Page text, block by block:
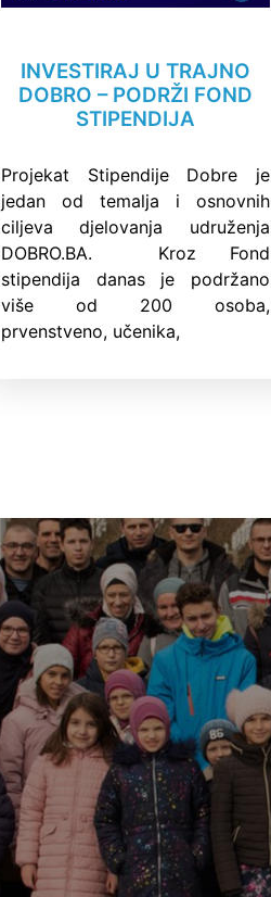
INVESTIRAJ U TRAJNO
DOBRO – PODRŽI FOND
STIPENDIJA
Projekat Stipendije Dobre je
jedan od temalja i osnovnih
ciljeva djelovanja udruženja
DOBRO.BA. Kroz Fond
stipendija danas je podržano
više od 200 osoba,
prvenstveno, učenika,